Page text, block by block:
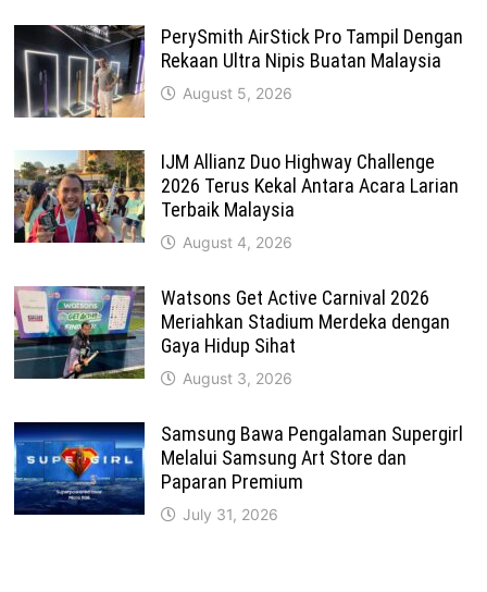
PerySmith AirStick Pro Tampil Dengan
Rekaan Ultra Nipis Buatan Malaysia
August 5, 2026
IJM Allianz Duo Highway Challenge
2026 Terus Kekal Antara Acara Larian
Terbaik Malaysia
August 4, 2026
Watsons Get Active Carnival 2026
Meriahkan Stadium Merdeka dengan
Gaya Hidup Sihat
August 3, 2026
Samsung Bawa Pengalaman Supergirl
Melalui Samsung Art Store dan
Paparan Premium
July 31, 2026